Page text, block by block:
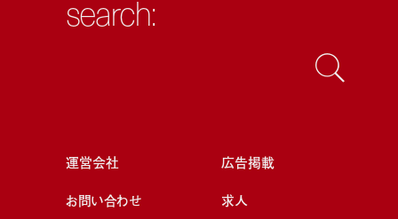
search:
運営会社
広告掲載
お問い合わせ
求人